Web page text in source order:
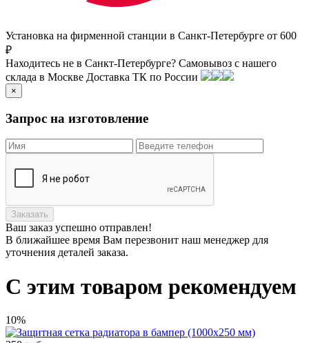
Установка на фирменной станции в Санкт-Петербурге от 600
₽
Находитесь не в Санкт-Петербурге? Самовывоз с нашего
склада в Москве Доставка ТК по России
×
Запрос на изготовление
Заказать
Ваш заказ успешно отправлен!
В ближайшее время Вам перезвонит наш менеджер для
уточнения деталей заказа.
С этим товаром рекомендуем
10%